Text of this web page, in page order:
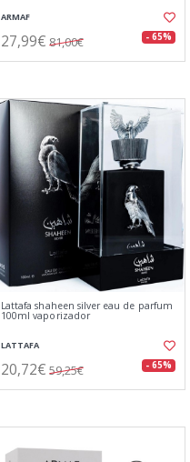
ARMAF
27,99€ 81,00€ - 65%
Lattafa shaheen silver eau de parfum
100ml vaporizador
LATTAFA
20,72€ 59,25€ - 65%